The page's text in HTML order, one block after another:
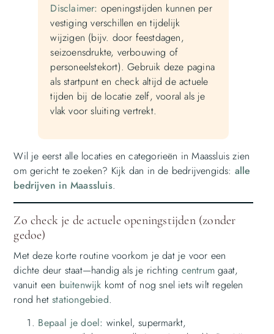
Disclaimer: openingstijden kunnen per
vestiging verschillen en tijdelijk
wijzigen (bijv. door feestdagen,
seizoensdrukte, verbouwing of
personeelstekort). Gebruik deze pagina
als startpunt en check altijd de actuele
tijden bij de locatie zelf, vooral als je
vlak voor sluiting vertrekt.
Wil je eerst alle locaties en categorieën in Maassluis zien
om gericht te zoeken? Kijk dan in de bedrijvengids: alle
bedrijven in Maassluis.
Zo check je de actuele openingstijden (zonder
gedoe)
Met deze korte routine voorkom je dat je voor een
dichte deur staat—handig als je richting centrum gaat,
vanuit een buitenwijk komt of nog snel iets wilt regelen
rond hetstationgebied.
Bepaal je doel: winkel, supermarkt,